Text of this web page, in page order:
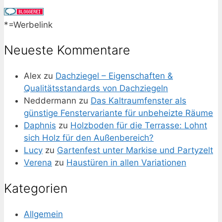
*=Werbelink
Neueste Kommentare
Alex zu Dachziegel – Eigenschaften &
Qualitätsstandards von Dachziegeln
Neddermann zu Das Kaltraumfenster als
günstige Fenstervariante für unbeheizte Räume
Daphnis zu Holzboden für die Terrasse: Lohnt
sich Holz für den Außenbereich?
Lucy zu Gartenfest unter Markise und Partyzelt
Verena zu Haustüren in allen Variationen
Kategorien
Allgemein